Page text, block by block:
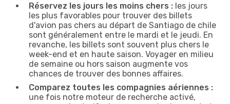
Réservez les jours les moins chers : les jours
les plus favorables pour trouver des billets
d'avion pas chers au départ de Santiago de chile
sont généralement entre le mardi et le jeudi. En
revanche, les billets sont souvent plus chers le
week-end et en haute saison. Voyager en milieu
de semaine ou hors saison augmente vos
chances de trouver des bonnes affaires.
Comparez toutes les compagnies aériennes :
une fois notre moteur de recherche activé,